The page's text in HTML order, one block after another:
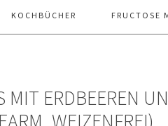
KOCHBÜCHER FRUCTOSE
MIT ERDBEEREN